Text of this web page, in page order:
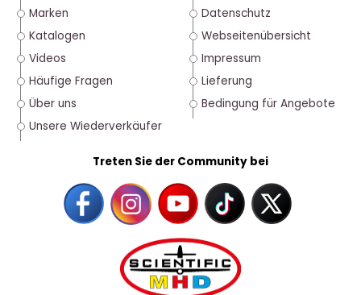
Marken
Katalogen
Videos
Häufige Fragen
Über uns
Unsere Wiederverkäufer
Treten Sie der Community bei
Datenschutz
Webseitenübersicht
Impressum
Lieferung
Bedingung für Angebote